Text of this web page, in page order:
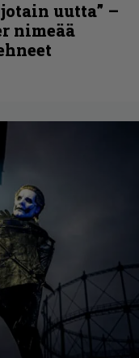
uutta” –
nimeää